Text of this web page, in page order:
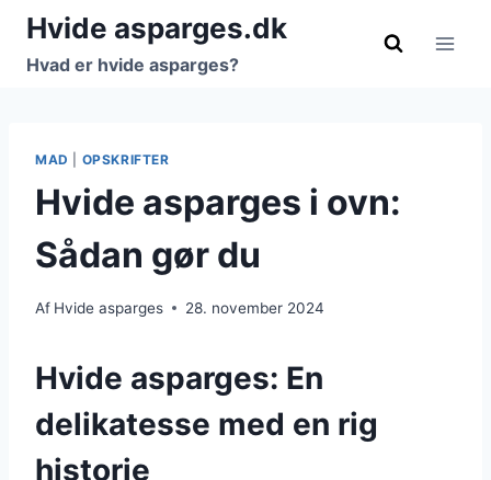
Fortsæt
indhold
Hvide asparges.dk
Hvad er hvide asparges?
MAD OPSKRIFTER
Hvide asparges i ovn:
Sådan gør du
Af Hvide asparges 28. november 2024
Hvide asparges: En
delikatesse med en rig
historie